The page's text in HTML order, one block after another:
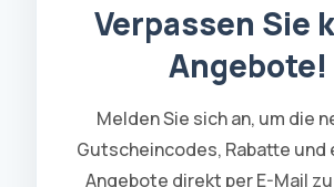
Verpassen Sie
Angebote!
Melden Sie sich an, um die
Gutscheincodes, Rabatte und
Angebote direkt per E-Mail